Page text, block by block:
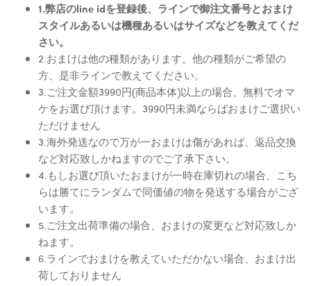
1.弊店のline idを登録後、ラインで御注文番号とおまけ
スタイルあるいは機種あるいはサイズなどを教えてくだ
さい。
2.おまけは他の種類があります。他の種類がご希望の
方、是非ラインで教えてください。
3.ご注文金額3990円(商品本体)以上の場合、無料でオマ
ケをお選び頂けます。3990円未満ならばおまけご選択い
ただけません
3.海外発送なので万が一おまけは傷があれば、返品交換
など対応致しかねますのでご了承下さい。
4.もしお選び頂いたおまけが一時在庫切れの場合、こち
らは勝てにランダムで同価値の物を発送する場合がござ
います。
5.ご注文出荷準備の場合、おまけの変更など対応致しか
ねます。
6.ラインでおまけを教えていただかない場合、おまけ出
荷しておりません